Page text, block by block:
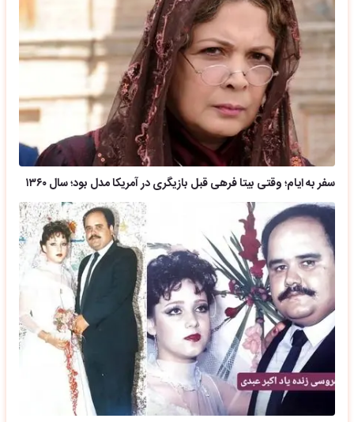
سفر به ایام؛ وقتی بیتا فرهی قبل بازیگری در آمریکا مدل بود؛ سال ۱۳۶۰